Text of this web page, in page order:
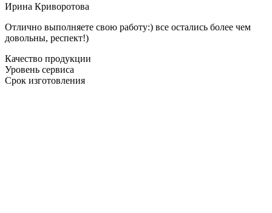
Ирина Криворотова
Отлично выполняете свою работу:) все остались более чем
довольны, респект!)
Качество продукции
Уровень сервиса
Срок изготовления